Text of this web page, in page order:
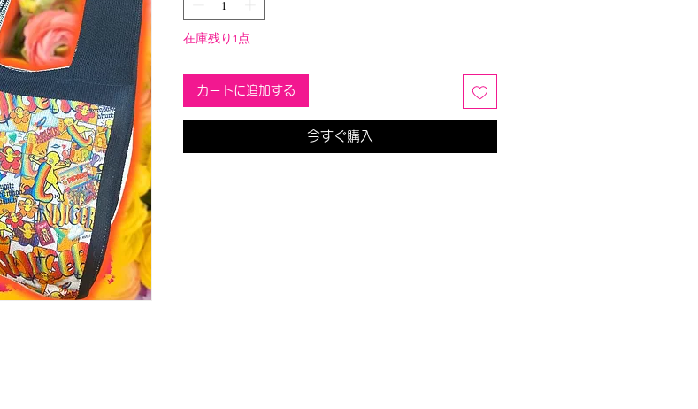
在庫残り1点
カートに追加する
今すぐ購入